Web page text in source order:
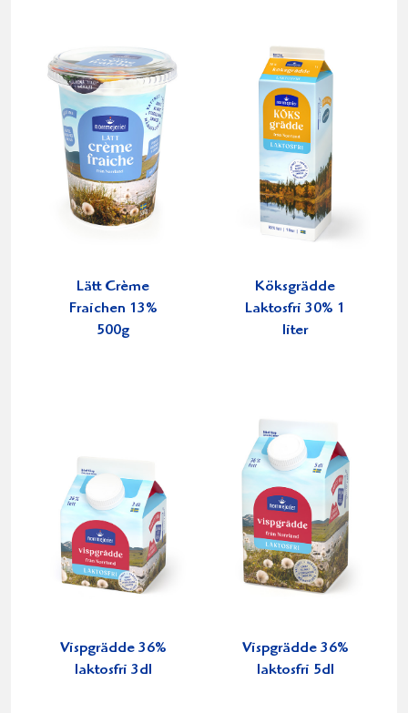
Lätt Crème
Fraichen 13%
500g
Köksgrädde
Laktosfri 30% 1
liter
Vispgrädde 36%
laktosfri 3dl
Vispgrädde 36%
laktosfri 5dl